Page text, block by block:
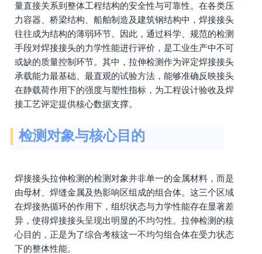
量直接关系到整体工程结构的安全性与可靠性。在各类压
力容器、桥梁结构、船舶制造及建筑钢结构中，焊接接头
往往成为结构的薄弱环节。因此，通过科学、规范的检测
手段对焊接接头的力学性能进行评价，是工业生产中不可
或缺的质量控制环节。其中，拉伸检测作为评定焊接接头
承载能力最基础、最直观的试验方法，能够准确反映接头
在静载荷作用下的强度与塑性指标，为工程设计验收及焊
接工艺评定提供核心数据支撑。
检测对象与核心目的
焊接接头拉伸检测的检测对象并非单一的金属材料，而是
由母材、焊缝金属及热影响区组成的组合体。这三个区域
在焊接热循环的作用下，组织状态与力学性能存在显著差
异，使得焊接接头呈现出明显的不均匀性。拉伸检测的核
心目的，正是为了综合考核这一不均匀组合体在受力状态
下的整体性能。